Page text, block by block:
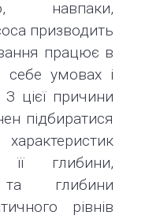
навпаки,
призводить
працює в
себе умовах і
цієї причини
підбиратися
глибини,
та глибини
рівнів